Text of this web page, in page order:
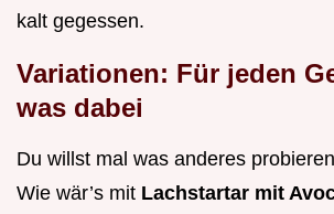
kalt gegessen.
Variationen: Für jeden
was dabei
Du willst mal was anderes
Wie wär’s mit Lachstartar mit